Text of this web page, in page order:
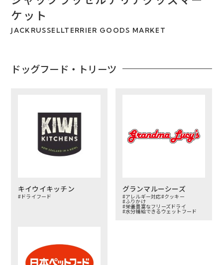
ケット
JACKRUSSELLTERRIER GOODS MARKET
ドッグフード・トリーツ
キイウイキッチン
#ドライフード
グランマルーシーズ
#アレルギー対応#クッキー
#ふりかけ
#栄養豊富なフリーズドライ
#水分補給できるウェットフード